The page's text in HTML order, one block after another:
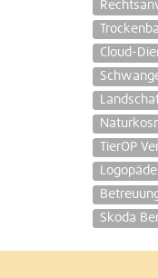
Cloud-
TierOP
Skoda